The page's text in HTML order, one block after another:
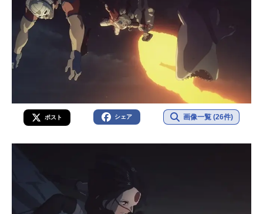
ポスト シェア 画像一覧 (26件)